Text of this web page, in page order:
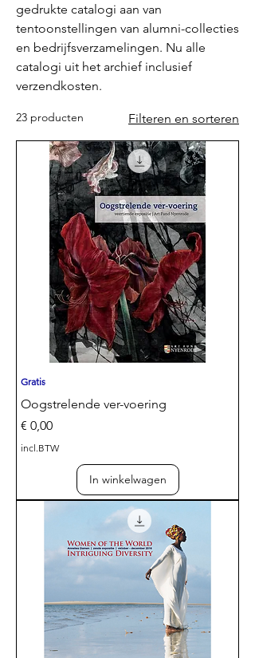
gedrukte catalogi aan van
tentoonstellingen van alumni-collecties
en bedrijfsverzamelingen. Nu alle
catalogi uit het archief inclusief
verzendkosten.
23 producten Filteren en sorteren
Gratis
Oogstrelende ver-voering
Prijs
€ 0,00
incl.BTW
In winkelwagen